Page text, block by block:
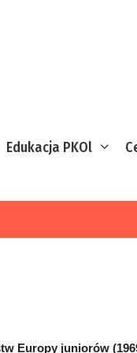
Edukacja PKOl
Europy juniorów